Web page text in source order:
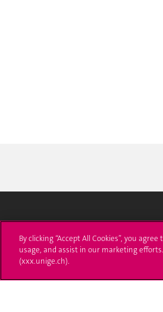
24 rue du Général-Dufour
T. +41 (0)22 379 71 11
By clicking “Accept All Cookies”, you
usage, and assist in our marketing
(xxx.unige.ch).